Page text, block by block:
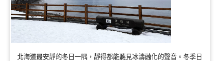
北海道最安靜的冬日一隅，靜得都能聽見冰濤融化的聲音。冬季日